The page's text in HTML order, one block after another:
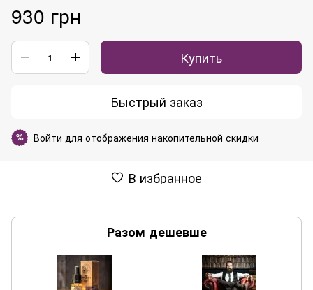
930 грн
Купить
Быстрый заказ
% Войти для отображения накопительной скидки
В избранное
Разом дешевше